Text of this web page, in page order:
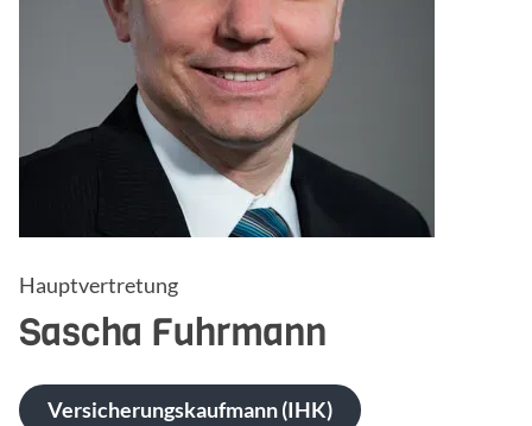
Hauptvertretung
Sascha Fuhrmann
Versicherungskaufmann (IHK)